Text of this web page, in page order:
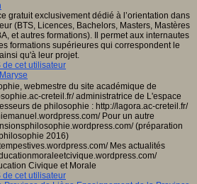
gratuit exclusivement dédié à l’orientation dans
(BTS, Licences, Bachelors, Masters, Mastères
et autres formations). Il permet aux internautes
formations supérieures qui correspondent le
qu'à leur projet.
de cet utilisateur
webmestre du site académique de
creteil.fr/ administratrice de L'espace
de philosophie : http://lagora.ac-creteil.fr/
Pour un autre
(préparation
2016)
Mes actualités
Civique et Morale
de cet utilisateur